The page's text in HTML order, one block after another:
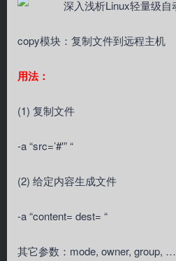
copy模块：复制文件到远程主机
用法：
(1) 复制文件
-a “src=’#'” “
(2) 给定内容生成文件
-a “content= dest= “
其它参数：mode, owner, group, …